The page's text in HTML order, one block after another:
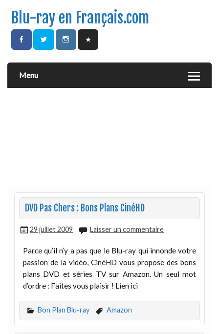
Blu-ray en Français.com
Menu
DVD Pas Chers : Bons Plans CinéHD
29 juillet 2009 Laisser un commentaire
Parce qu’il n’y a pas que le Blu-ray qui innonde votre
passion de la vidéo, CinéHD vous propose des bons
plans DVD et séries TV sur Amazon. Un seul mot
d’ordre : Faites vous plaisir ! Lien ici
Bon Plan Blu-ray Amazon